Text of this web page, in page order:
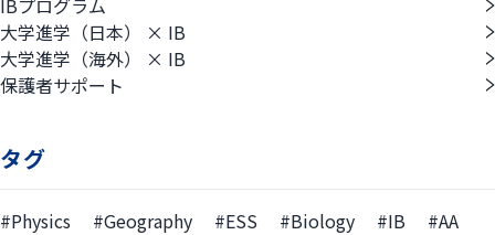
IBプログラム
大学進学（日本） × IB
大学進学（海外） × IB
保護者サポート
タグ
#Physics #Geography #ESS #Biology #IB
#AA